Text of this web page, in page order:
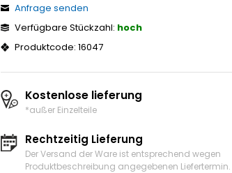
Anfrage senden
Verfügbare Stückzahl: hoch
Produktcode: 16047
Kostenlose lieferung
*außer Einzelteile
Rechtzeitig Lieferung
Der Versand der Ware ist entsprechend wegen
Produktbeschreibung angegebenen Liefertermin.